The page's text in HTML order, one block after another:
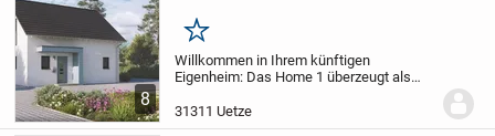
8
Merken
Willkommen in Ihrem künftigen
Eigenheim: Das Home 1 überzeugt als
Wohnfläche auf zwei Stockwerken und
bietet vier Zimmer - perfekt zugeschnitten
31311 Uetze